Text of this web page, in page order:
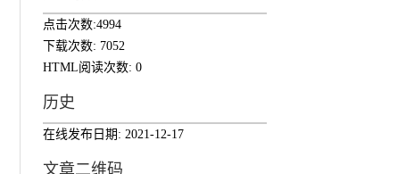
点击次数:4994
下载次数: 7052
HTML阅读次数: 0
历史
在线发布日期: 2021-12-17
文章二维码